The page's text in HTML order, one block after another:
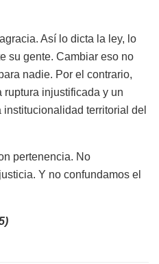
Así lo dicta la ley, lo
su gente. Cambiar eso no
nadie. Por el contrario,
injustificada y un
territorial del
pertenencia. No
Y no confundamos el